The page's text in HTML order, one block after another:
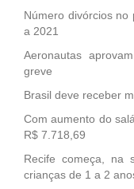
Número divórcios
a 2021
Aeronautas
greve
Brasil deve receber
Com aumento do
R$ 7.718,69
Recife começa, na
crianças de 1 a 2